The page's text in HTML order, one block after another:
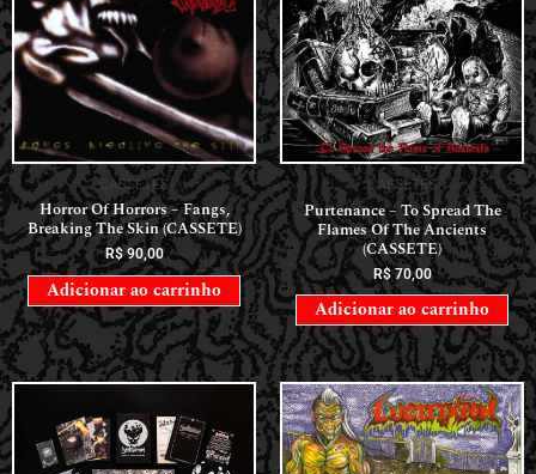
CASSETES
Horror Of Horrors ‎– Fangs,
Breaking The Skin (CASSETE)
R$90,00
Adicionar ao carrinho
CASSETES
Purtenance – To Spread The
Flames Of The Ancients
(CASSETE)
R$70,00
Adicionar ao carrinho